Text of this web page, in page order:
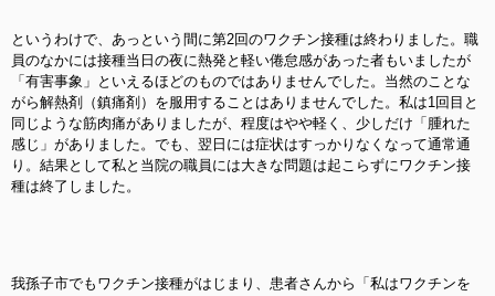
というわけで、あっという間に第2回のワクチン接種は終わりました。職
員のなかには接種当日の夜に熱発と軽い倦怠感があった者もいましたが
「有害事象」といえるほどのものではありませんでした。当然のことな
がら解熱剤（鎮痛剤）を服用することはありませんでした。私は1回目と
同じような筋肉痛がありましたが、程度はやや軽く、少しだけ「腫れた
感じ」がありました。でも、翌日には症状はすっかりなくなって通常通
り。結果として私と当院の職員には大きな問題は起こらずにワクチン接
種は終了しました。
我孫子市でもワクチン接種がはじまり、患者さんから「私はワクチンを